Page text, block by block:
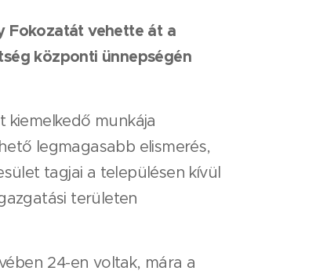
Fokozatát vehette át a
központi ünnepségén
munkája
legmagasabb elismerés,
tagjai a településen kívül
területen
24-en voltak, mára a